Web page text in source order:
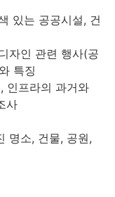
있는 공공시설, 건
자인 관련 행사(공
특징
인프라의 과거와
사
명소, 건물, 공원,